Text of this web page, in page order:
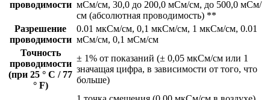
проводимости мСм/см, 30,0 до 200,0 мСм/см, до 500,0 мСм/
см (абсолютная проводимость) **
Разрешение
проводимости
0.01 мкСм/см, 0,1 мкСм/см, 1 мкСм/см, 0.01
мСм/см, 0,1 мСм/см
Точность
проводимости
(при 25 ° C / 77
° F)
± 1% от показаний (± 0,05 мкСм/см или 1
значащая цифра, в зависимости от того, что
больше)